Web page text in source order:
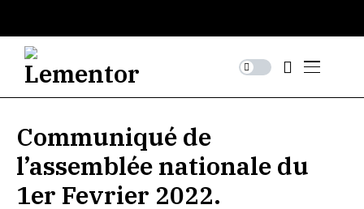
Communiqué de
l’assemblée nationale du
1er Fevrier 2022.
Ivory Coast President Alassane Ouattara (C) speaks
to present to the parliament the draft of a new